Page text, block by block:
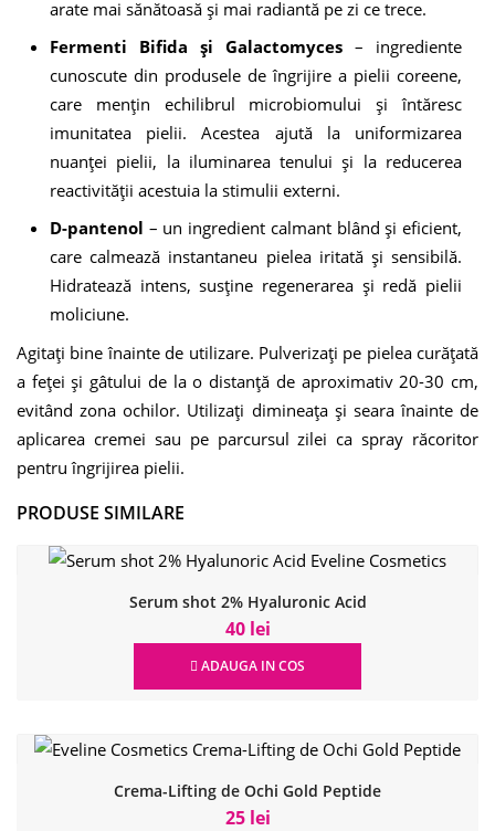
arate mai sănătoasă și mai radiantă pe zi ce trece.
Fermenti Bifida și Galactomyces – ingrediente
cunoscute din produsele de îngrijire a pielii coreene,
care mențin echilibrul microbiomului și întăresc
imunitatea pielii. Acestea ajută la uniformizarea
nuanței pielii, la iluminarea tenului și la reducerea
reactivității acestuia la stimulii externi.
D-pantenol – un ingredient calmant blând și eficient,
care calmează instantaneu pielea iritată și sensibilă.
Hidratează intens, susține regenerarea și redă pielii
moliciune.
Agitați bine înainte de utilizare. Pulverizați pe pielea curățată
a feței și gâtului de la o distanță de aproximativ 20-30 cm,
evitând zona ochilor. Utilizați dimineața și seara înainte de
aplicarea cremei sau pe parcursul zilei ca spray răcoritor
pentru îngrijirea pielii.
PRODUSE SIMILARE
Serum shot 2% Hyaluronic Acid
40 lei
ADAUGA IN COS
Crema-Lifting de Ochi Gold Peptide
25 lei